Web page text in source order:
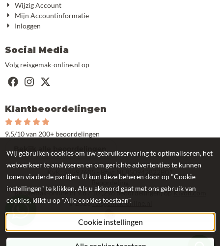
Wijzig Account
Mijn Accountinformatie
Inloggen
Social Media
Volg reisgemak-online.nl op
Klantbeoordelingen
9.5/10 van 200+ beoordelingen
Bekijk alle beoordelingen
Reisgemak-online.nl 9.6/10(296beoordelingen) opKiyoh.com
©2026reisgemak-online.nl
Wij gebruiken cookies om uw gebruikservaring te optimaliseren, het
webverkeer te analyseren en om gerichte advertenties te kunnen
tonen via derde partijen. U kunt deze beheren door op "Cookie
instellingen" te klikken. Als u akkoord gaat met ons gebruik van
cookies, klikt u op "Alle cookies toestaan".
Cookie instellingen